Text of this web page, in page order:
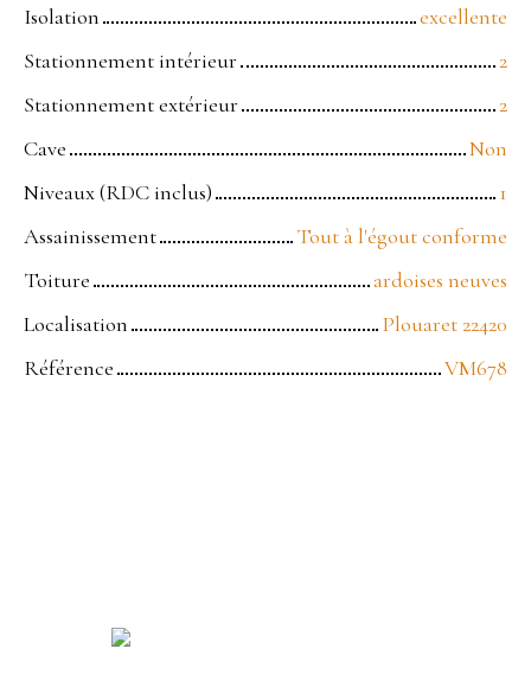
Isolation
excellente
Stationnement intérieur
2
Stationnement extérieur
2
Cave
Non
Niveaux (RDC inclus)
1
Assainissement
Tout à l'égout conforme
Toiture
ardoises neuves
Localisation
Plouaret 22420
Référence
VM678